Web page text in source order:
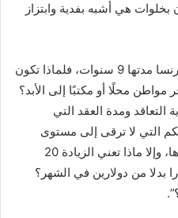
بخلوات هي أشبه بفدية وابتزاز
وذكّرت النقابة بأنّ “الخلوات في فرنسا مدتها 9 سنوات، فلماذا تكون
محلًا أو مكتبًا إلى الأبد؟
التعاقد ومدة العقد التي
التي لا ترقى إلى مستوى
المبادرة، وهي ولدت ميتة في مهدها، وإلا ماذا تعني الزيادة 20
يتقاضى المالك 40 دولارا بدلا من دولارين في الشهر؟